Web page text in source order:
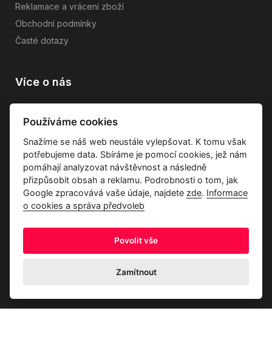
Reklamace a vrácení zboží
Obchodní podmínky
Časté dotazy
Více o nás
Průvodce tkaninami
Kontakty
Ochrana osobních údajů
Používáme cookies
Snažíme se náš web neustále vylepšovat. K tomu však
potřebujeme data. Sbíráme je pomocí cookies, jež nám
pomáhají analyzovat návštěvnost a následně
přizpůsobit obsah a reklamu. Podrobnosti o tom, jak
Google zpracovává vaše údaje, najdete zde. Informace
o cookies a správa předvoleb
Povolit vše
Zamítnout